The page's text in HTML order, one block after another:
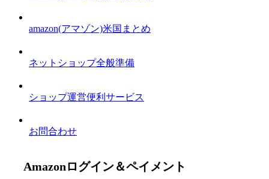
amazon(アマゾン)米国まとめ
ネットショップ全般準備
ショップ運営便利サービス
お問合わせ
Amazonログイン＆ペイメント